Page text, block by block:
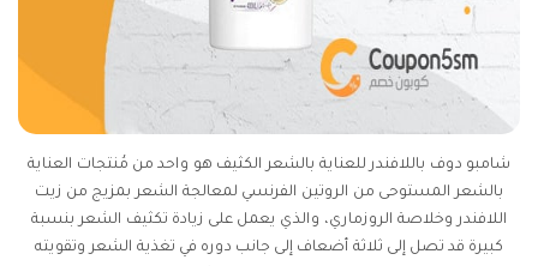
شامبو دوف باللافندر للعناية بالشعر الكثيف هو واحد من مُنتجات العناية
بالشعر المستوحى من الروتين الفرنسي لمعالجة الشعر بمزيج من زيت
اللافندر وخلاصة الروزماري، والذي يعمل على زيادة تكثيف الشعر بنسبة
كبيرة قد تصل إلى ثلاثة أضعاف إلى جانب دوره في تغذية الشعر وتقويته